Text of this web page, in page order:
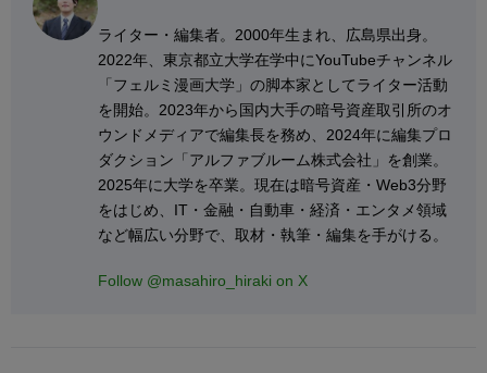
ライター・編集者。2000年生まれ、広島県出身。
2022年、東京都立大学在学中にYouTubeチャンネル
「フェルミ漫画大学」の脚本家としてライター活動
を開始。2023年から国内大手の暗号資産取引所のオ
ウンドメディアで編集長を務め、2024年に編集プロ
ダクション「アルファブルーム株式会社」を創業。
2025年に大学を卒業。現在は暗号資産・Web3分野
をはじめ、IT・金融・自動車・経済・エンタメ領域
など幅広い分野で、取材・執筆・編集を手がける。
Follow @masahiro_hiraki on X